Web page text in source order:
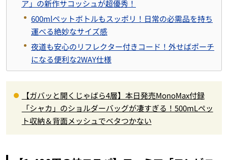
ア」の新作サコッシュが超優秀！
600mlペットボトルもスッポリ！日常の必需品を持ち
運べる絶妙なサイズ感
夜道も安心のリフレクター付きコード！外せばポーチ
になる便利な2WAY仕様
【ガバッと開くじゃばら4層】本日発売MonoMax付録
「シャカ」のショルダーバッグが凄すぎる！500mLペッ
ト収納＆背面メッシュでベタつかない